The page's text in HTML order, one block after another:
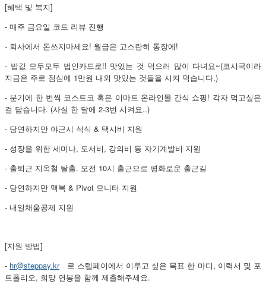
[혜택 및 복지]
- 매주 금요일 코드 리뷰 진행
- 회사에서 돈쓰지마세요! 월급은 고스란히 통장에!
- 밥값 모두모두 법인카드로!! 맛있는 것 먹으러 많이 다녀요~(코시국이라
지금은 주로 점심에 1만원 내외 맛있는 것들을 시켜 먹습니다.)
- 분기에 한 번씩 코스트코 혹은 이마트 온라인몰 간식 쇼핑! 각자 먹고싶은
걸 담습니다. (사실 한 달에 2-3번 시켜요..)
- 당연하지만 야근시 석식 & 택시비 지원
- 성장을 위한 세미나, 도서비, 강의비 등 자기계발비 지원
- 출퇴근 지옥철 탈출. 오전 10시 출근으로 평화로운 출근길
- 당연하지만 맥북 & Pivot 모니터 지원
- 내일채움공제 지원
[지원 방법]
- hr@steppay.kr로 스텝페이에서 이루고 싶은 목표 한 마디, 이력서 및 포
트폴리오, 희망 연봉을 함께 제출해주세요.